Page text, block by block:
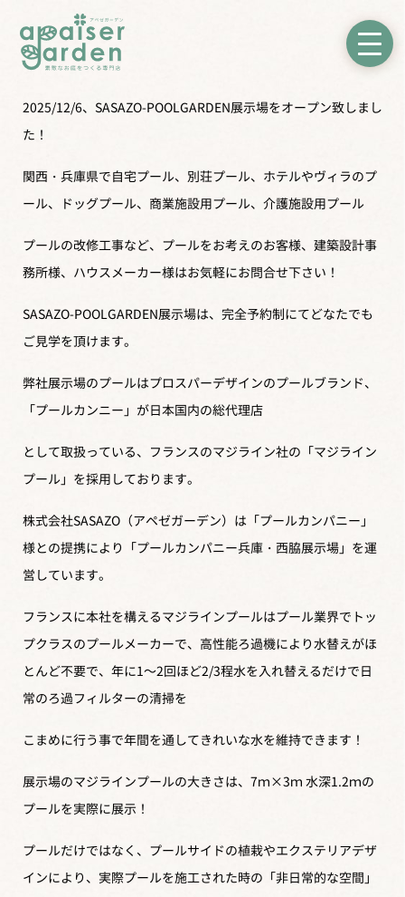
2025/12/6、 SASAZO-POOLGARDEN展示場をオープン致しまし
た！
関西・兵庫県で自宅プール、別荘プール、ホテルやヴィラのプ
ール、ドッグプール、商業施設用プール、介護施設用プール
プールの改修工事など、プールをお考えのお客様、建築設計事
務所様、ハウスメーカー様はお気軽にお問合せ下さい！
SASAZO-POOLGARDEN展示場は、完全予約制にてどなたでも
ご見学を頂けます。
弊社展示場のプールはプロスパーデザインのプールブランド、
「プールカンニー」が日本国内の総代理店
として取扱っている、フランスのマジライン社の「マジライン
プール」を採用しております。
株式会社SASAZO（アペゼガーデン）は「プールカンパニー」
様との提携により「プールカンパニー兵庫・西脇展示場」を運
営しています。
フランスに本社を構えるマジラインプールはプール業界でトッ
プクラスのプールメーカーで、高性能ろ過機により水替えがほ
とんど不要で、年に1～2回ほど2/3程水を入れ替えるだけで日
常のろ過フィルターの清掃を
こまめに行う事で年間を通してきれいな水を維持できます！
展示場のマジラインプールの大きさは、7ｍ×3ｍ 水深1.2ｍの
プールを実際に展示！
プールだけではなく、プールサイドの植栽やエクステリアデザ
インにより、実際プールを施工された時の「非日常的な空間」